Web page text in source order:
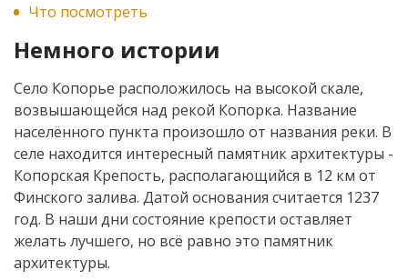
Что посмотреть
Немного истории
Село Копорье расположилось на высокой скале,
возвышающейся над рекой Копорка. Название
населённого пункта произошло от названия реки. В
селе находится интересный памятник архитектуры -
Копорская Крепость, располагающийся в 12 км от
Финского залива. Датой основания считается 1237
год. В наши дни состояние крепости оставляет
желать лучшего, но всё равно это памятник
архитектуры.